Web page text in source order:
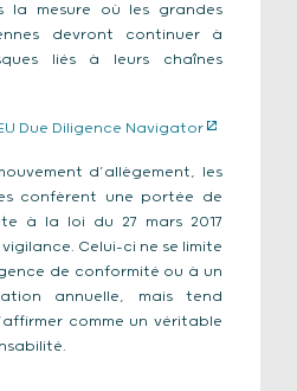
la mesure où les grandes
devront continuer à
liés à leurs chaînes
Due Diligence Navigator
d’allègement, les
confèrent une portée de
à la loi du 27 mars 2017
Celui-ci ne se limite
de conformité ou à un
annuelle, mais tend
comme un véritable